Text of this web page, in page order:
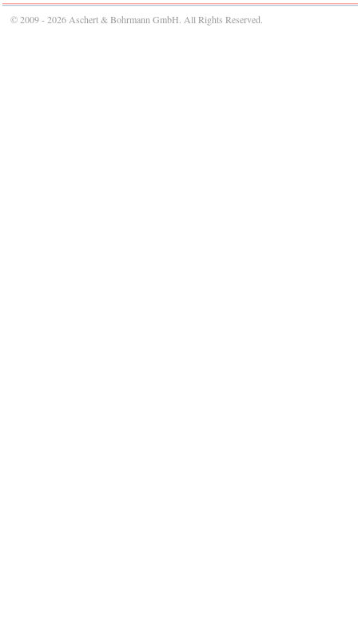
© 2009 - 2026 Aschert & Bohrmann GmbH. All Rights Reserved.